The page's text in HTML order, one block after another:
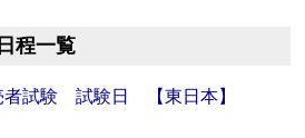
程一覧
試験 試験日 【東日本】